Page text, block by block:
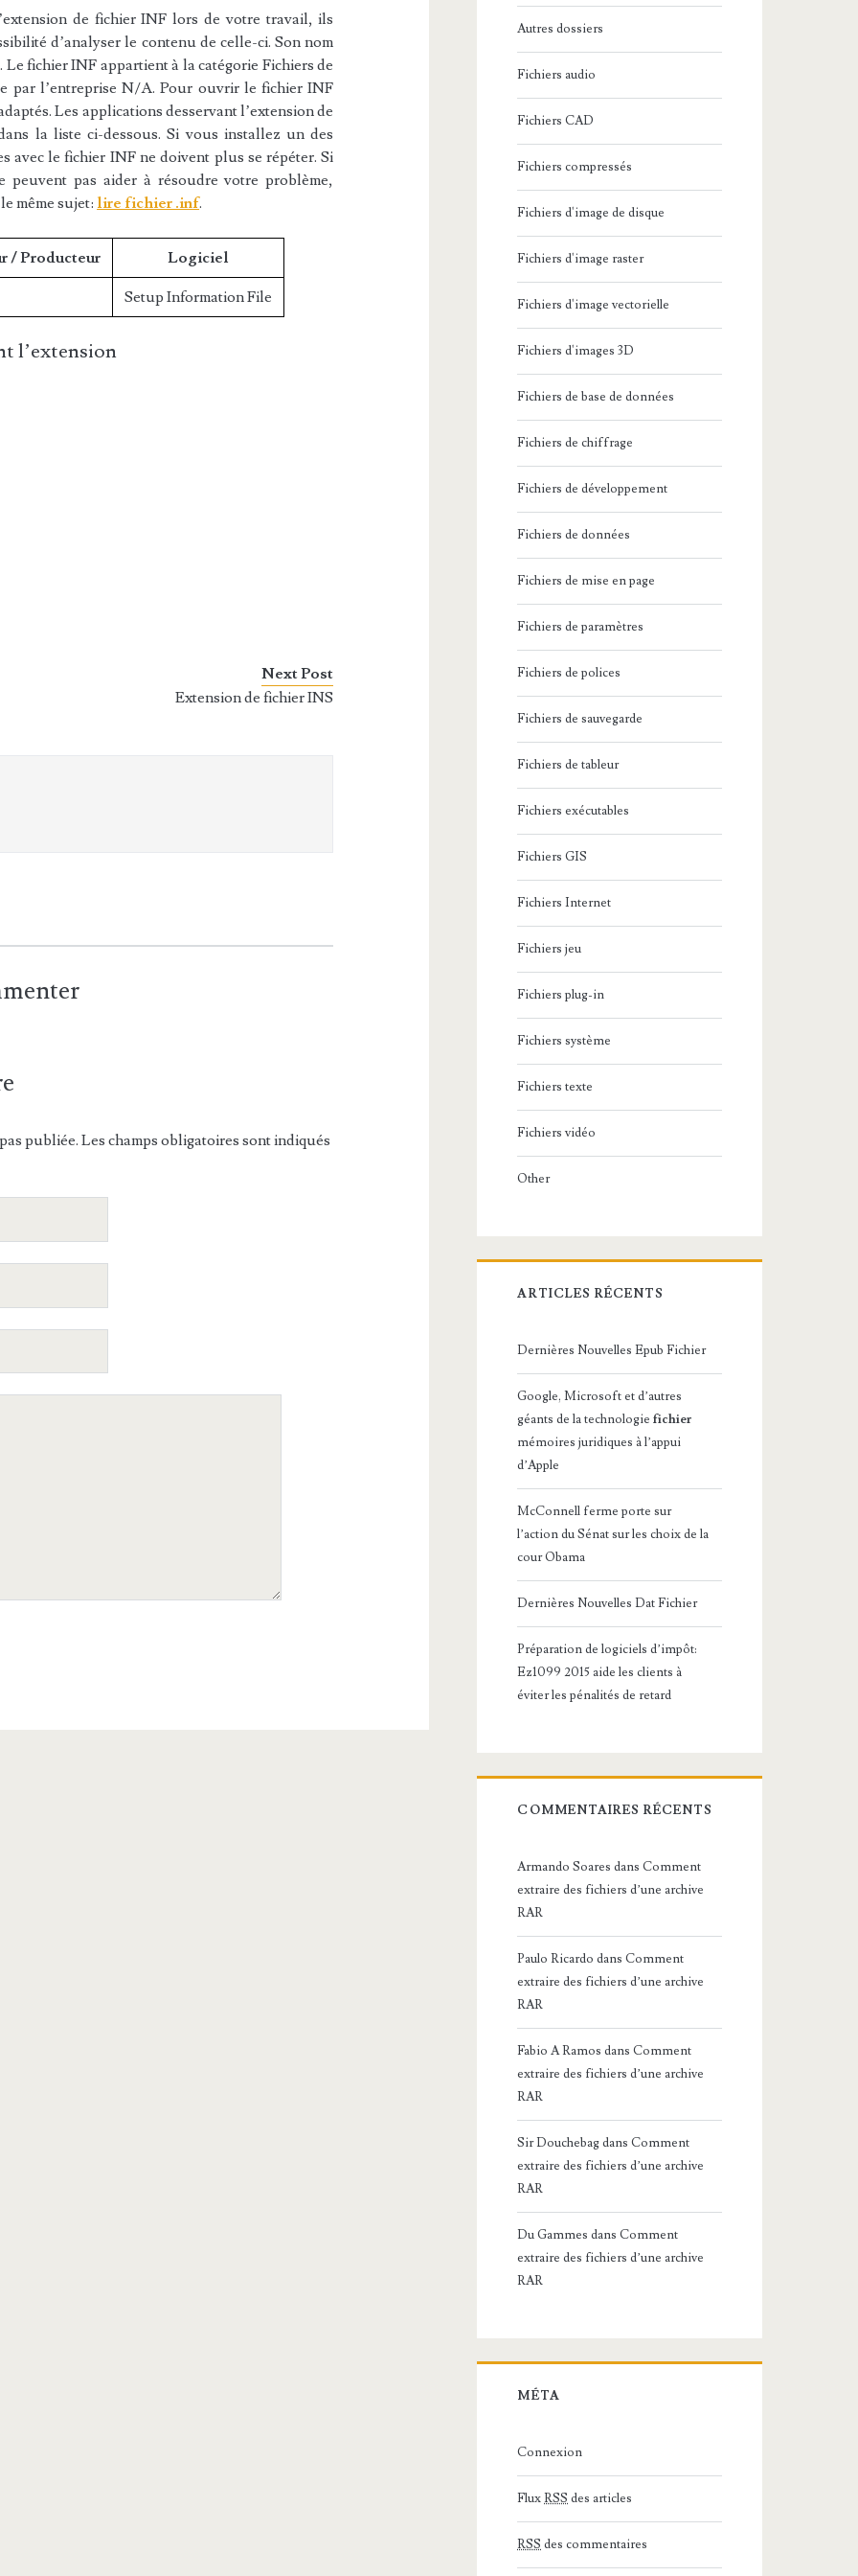
de fichier INF lors de votre travail, ils
d’analyser le contenu de celle-ci. Son nom
fichier INF appartient à la catégorie Fichiers de
par l’entreprise N/A. Pour ouvrir le fichier INF
Les applications desservant l’extension de
la liste ci-dessous. Si vous installez un des
avec le fichier INF ne doivent plus se répéter. Si
peuvent pas aider à résoudre votre problème,
même sujet: lire fichier .inf.
/ Producteur Logiciel
Setup Information File
l’extension
Next Post
Extension de fichier INS
publiée. Les champs obligatoires sont indiqués
Autres dossiers
Fichiers audio
Fichiers CAD
Fichiers compressés
Fichiers d'image de disque
Fichiers d'image raster
Fichiers d'image vectorielle
Fichiers d'images 3D
Fichiers de base de données
Fichiers de chiffrage
Fichiers de développement
Fichiers de données
Fichiers de mise en page
Fichiers de paramètres
Fichiers de polices
Fichiers de sauvegarde
Fichiers de tableur
Fichiers exécutables
Fichiers GIS
Fichiers Internet
Fichiers jeu
Fichiers plug-in
Fichiers système
Fichiers texte
Fichiers vidéo
Other
ARTICLES RÉCENTS
Dernières Nouvelles Epub Fichier
Google, Microsoft et d’autres
géants de la technologiefichier
mémoires juridiques à l’appui
d’Apple
McConnell ferme porte sur
l’action du Sénat sur les choix de la
cour Obama
Dernières Nouvelles Dat Fichier
Préparation de logiciels d’impôt:
Ez1099 2015 aide les clients à
éviter les pénalités de retard
COMMENTAIRES RÉCENTS
Armando Soares dansComment
extraire des fichiers d’une archive
RAR
Paulo Ricardo dansComment
extraire des fichiers d’une archive
RAR
Fabio A Ramos dansComment
extraire des fichiers d’une archive
RAR
Sir DouchebagdansComment
extraire des fichiers d’une archive
RAR
Du Gammes dansComment
extraire des fichiers d’une archive
RAR
MÉTA
Connexion
FluxRSS des articles
RSS des commentaires